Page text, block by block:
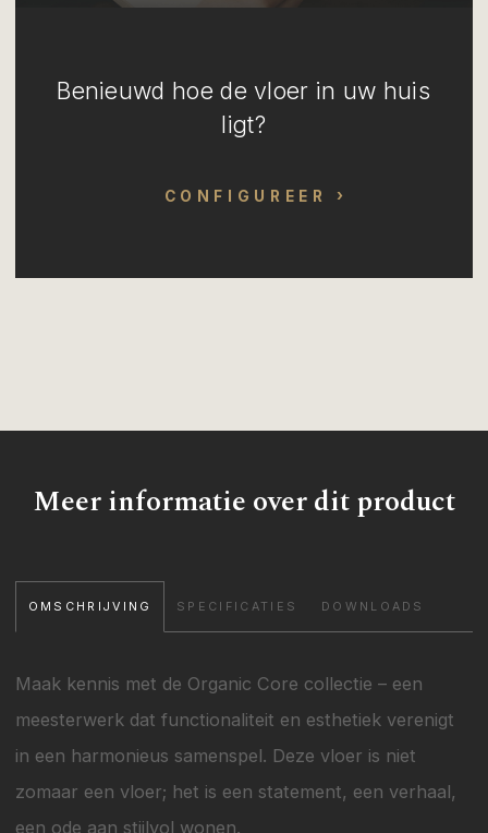
Benieuwd hoe de vloer in uw huis
ligt?
CONFIGUREER
Meer informatie over dit product
OMSCHRIJVING SPECIFICATIES DOWNLOADS
Maak kennis met de Organic Core collectie – een
meesterwerk dat functionaliteit en esthetiek verenigt
in een harmonieus samenspel. Deze vloer is niet
zomaar een vloer; het is een statement, een verhaal,
een ode aan stijlvol wonen.